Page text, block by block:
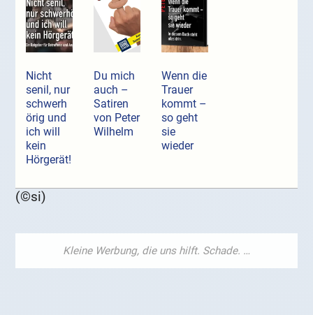
Nicht
senil, nur
schwerh
örig und
ich will
kein
Hörgerät!
Du mich
auch –
Satiren
von Peter
Wilhelm
Wenn die
Trauer
kommt –
so geht
sie
wieder
(©si)